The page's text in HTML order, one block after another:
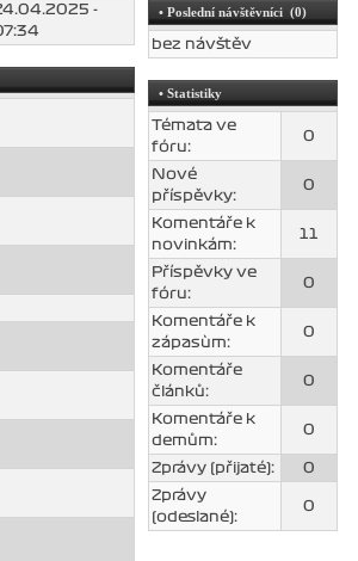
-
• Poslední návštěvníci (0)
bez návštěv
• Statistiky
Témata ve
fóru:
0
Nové
příspěvky:
0
Komentáře k
novinkám:
11
Příspěvky ve
fóru:
0
Komentáře k
zápasùm:
0
Komentáře
článků:
0
Komentáře k
demům:
0
Zprávy (přijaté):
0
Zprávy
(odeslané):
0